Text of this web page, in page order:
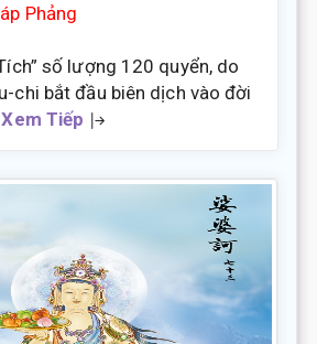
Phảng
số lượng 120 quyển, do
chi bắt đầu biên dịch vào đời
Xem Tiếp